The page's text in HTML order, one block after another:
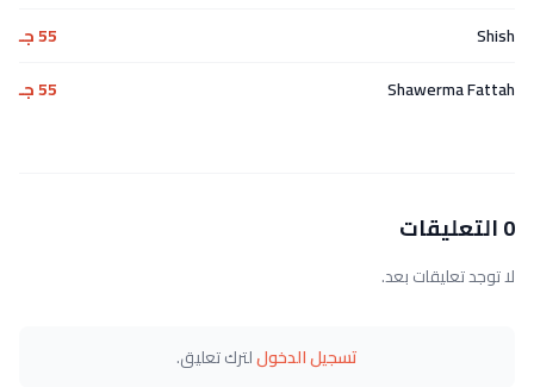
Shish
55 جـ
Shawerma Fattah
55 جـ
0 التعليقات
لا توجد تعليقات بعد.
تسجيل الدخوللترك تعليق.